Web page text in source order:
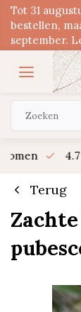
Tot 31
bestellen,
september.
Terug